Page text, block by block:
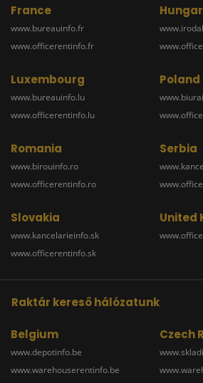
France
www.bureauinfo.fr
www.officerentinfo.fr
Luxembourg
www.bureauinfo.lu
www.officerentinfo.lu
Poland
Romania
www.birouinfo.ro
www.officerentinfo.ro
Serbia
Slovakia
www.kancelarieinfo.sk
www.officerentinfo.sk
United
Raktár kereső hálózatunk
Belgium
www.depotinfo.be
www.warehouserentinfo.be
Czech